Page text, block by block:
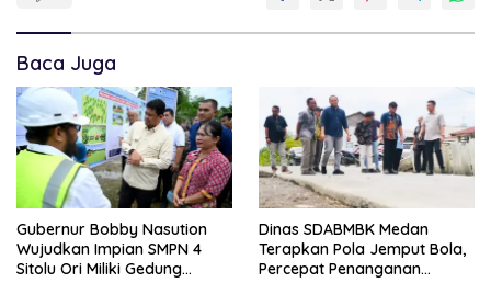
Baca Juga
Gubernur Bobby Nasution
Wujudkan Impian SMPN 4
Sitolu Ori Miliki Gedung
Dinas SDABMBK Medan
Terapkan Pola Jemput Bola,
Percepat Penanganan